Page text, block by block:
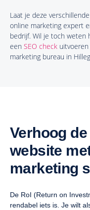
Laat je deze
online marketing expert
bedrijf. Wil je toch weten
een SEO check
marketing bureau in
Verhoog
website
marketing
De RoI (Return on
rendabel iets is. Je wilt